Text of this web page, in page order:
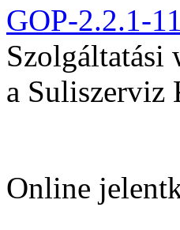
GOP-2.2.1-
Szolgáltatási
a Suliszerviz
Online